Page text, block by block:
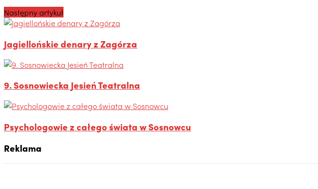
Następny artykuł
Jagiellońskie denary z Zagórza
9. Sosnowiecka Jesień Teatralna
Psychologowie z całego świata w Sosnowcu
Reklama